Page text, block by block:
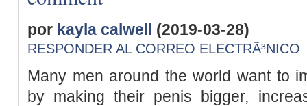
por kayla calwell (2019-03-28)
RESPONDER AL CORREO ELECTRÃ³NICO
Many men around the world want to
by making their penis bigger,